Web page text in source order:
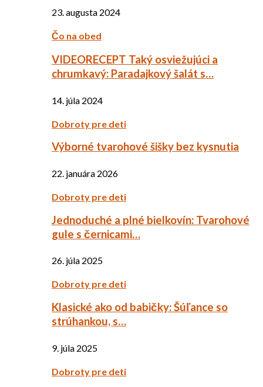
23. augusta 2024
Čo na obed
VIDEORECEPT Taký osviežujúci a
chrumkavý: Paradajkový šalát s…
14. júla 2024
Dobroty pre deti
Výborné tvarohové šišky bez kysnutia
22. januára 2026
Dobroty pre deti
Jednoduché a plné bielkovín: Tvarohové
gule s černicami…
26. júla 2025
Dobroty pre deti
Klasické ako od babičky: Šúľance so
strúhankou, s…
9. júla 2025
Dobroty pre deti